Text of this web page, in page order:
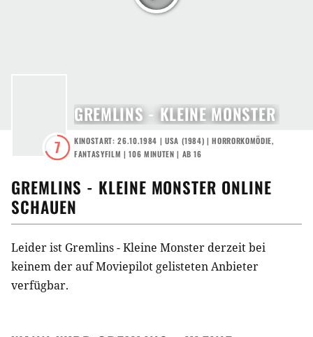
7
GREMLINS - KLEINE MONSTER
KINOSTART: 26.10.1984 | USA (1984) |HORRORKOMÖDIE,
FANTASYFILM | 106 MINUTEN | AB 16
GREMLINS - KLEINE MONSTER ONLINE
SCHAUEN
Leider ist Gremlins - Kleine Monster derzeit bei
keinem der auf Moviepilot gelisteten Anbieter
verfügbar.